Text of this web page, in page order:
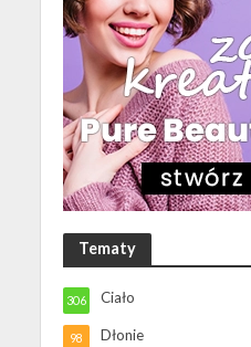
Tematy
Ciało
306
Dłonie
98